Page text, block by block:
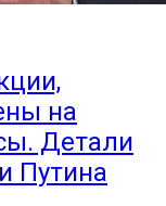
на
Детали
Путина